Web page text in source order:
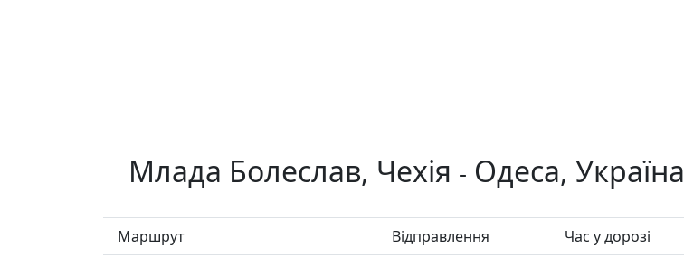
Млада Болеслав, Чехія - Одеса, Україна
Маршрут Відправлення Час у дорозі